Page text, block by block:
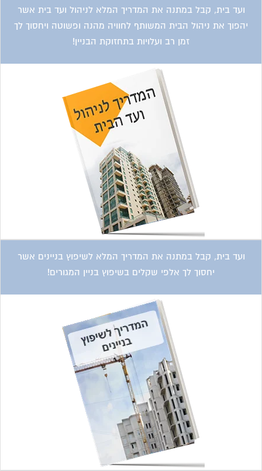
ועד בית, קבל במתנה את המדריך המלא לניהול ועד בית אשר
יהפוך את ניהול הבית המשותף לחוויה מהנה ופשוטה ויחסוך לך
זמן רב ועלויות בתחזוקת הבניין!
ועד בית, קבל במתנה את המדריך המלא לשיפוץ בניינים אשר
יחסוך לך אלפי שקלים בשיפוץ בניין המגורים!